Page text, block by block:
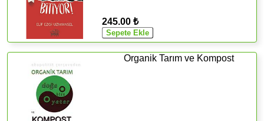
245.00 ₺
Organik Tarım ve Kompost